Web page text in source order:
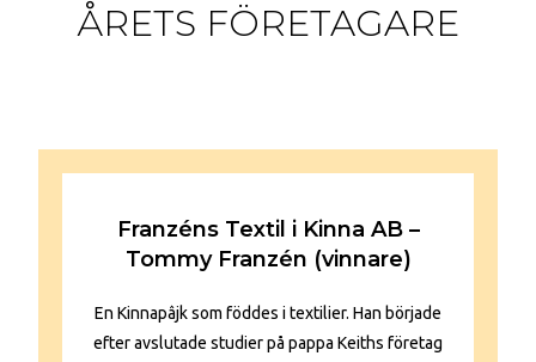
ÅRETS FÖRETAGARE
Franzéns Textil i Kinna AB –
Tommy Franzén (vinnare)
En Kinnapâjk som föddes i textilier. Han började
efter avslutade studier på pappa Keiths företag